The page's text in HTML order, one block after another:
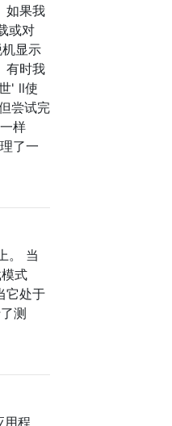
如果我
或对
显示
有时我
' ll使
尝试完
样
了一
。 当
式
它处于
测
用程